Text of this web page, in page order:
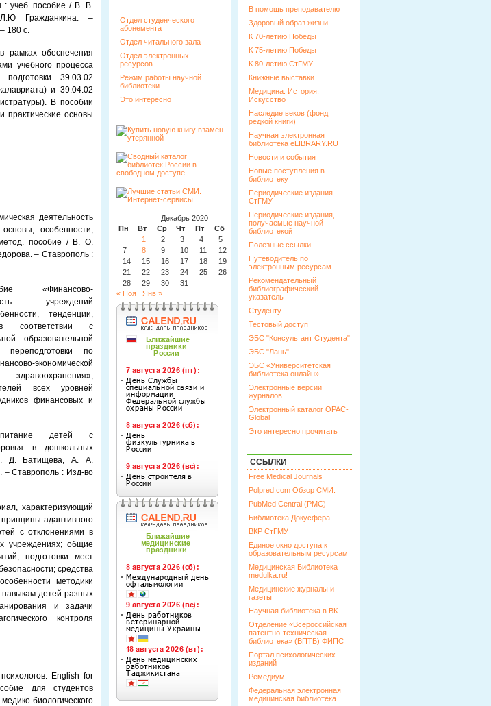
: учеб. пособие / В. В.
Гражданкина. –
180 с.
рамках обеспечения
учебного процесса
39.03.02
и 39.04.02
В пособии
практические основы
деятельность
особенности,
пособие / В. О.
– Ставрополь :
«Финансово-
учреждений
тенденции,
соответствии с
образовательной
переподготовки по
экономической
всех уровней
финансовых и
детей с
в дошкольных
Д. Батищева, А. А.
– Ставрополь : Изд-во
характеризующий
адаптивного
с отклонениями в
учреждениях; общие
подготовки мест
средства
методики
детей разных
и задачи
контроля
English for
для студентов
биологического
Отдел студенческого
абонемента
Отдел читального зала
Отдел электронных
ресурсов
Режим работы научной
библиотеки
Это интересно
Декабрь 2020
Пн
Вт Ср Чт Пт Сб
1
2 3 4 5
7
8 9 10 11 12
14
15 16 17 18 19
21
22 23 24 25 26
28
29 30
31
« Ноя
Янв »
В помощь преподавателю
Здоровый образ жизни
К 70-летию Победы
К 75-летию Победы
К 80-летию СтГМУ
Книжные выставки
Медицина. История.
Искусство
Наследие веков (фонд
редкой книги)
Научная электронная
библиотека eLIBRARY.RU
Новости и события
Новые поступления в
библиотеку
Периодические издания
СтГМУ
Периодические издания,
получаемые научной
библиотекой
Полезные ссылки
Путеводитель по
электронным ресурсам
Рекомендательный
библиографический
указатель
Студенту
Тестовый доступ
ЭБС "Консультант Студента"
ЭБС "Лань"
ЭБС «Университетская
библиотека онлайн»
Электронные версии
журналов
Электронный каталог OPAC-
Global
Это интересно прочитать
ССЫЛКИ
Free Medical Journals
Polpred.com Обзор СМИ.
PubMed Central (PMC)
Библиотека Докусфера
ВКР СтГМУ
Единое окно доступа к
образовательным ресурсам
Медицинская Библиотека
medulka.ru!
Медицинские журналы и
газеты
Научная библиотека в ВК
Отделение «Всероссийская
патентно-техническая
библиотека» (ВПТБ) ФИПС
Портал психологических
изданий
Ремедиум
Федеральная электронная
медицинская библиотека